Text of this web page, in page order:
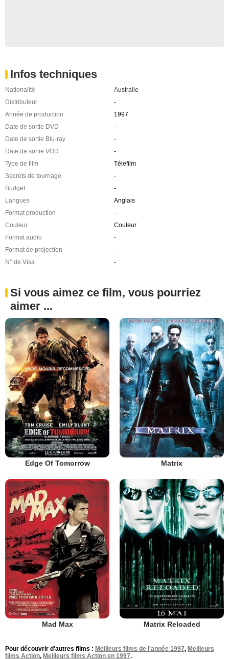
Infos techniques
Nationalité
Australie
Distributeur
-
Année de production
1997
Date de sortie DVD
-
Date de sortie Blu-ray
-
Date de sortie VOD
-
Type de film
Télefilm
Secrets de tournage
-
Budget
-
Langues
Anglais
Format production
-
Couleur
Couleur
Format audio
-
Format de projection
-
N° de Visa
-
Si vous aimez ce film, vous pourriez
aimer ...
Edge Of Tomorrow Matrix
Mad Max Matrix Reloaded
Pour découvrir d'autres films : Meilleurs films de l'année 1997, Meilleurs
films Action, Meilleurs films Action en 1997.